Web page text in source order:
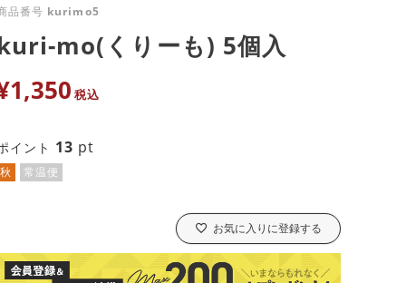
品番号 kurimo5
mo(くりーも) 5個入
1,350 税込
イント 13 pt
秋 常温便
お気に入りに登録する